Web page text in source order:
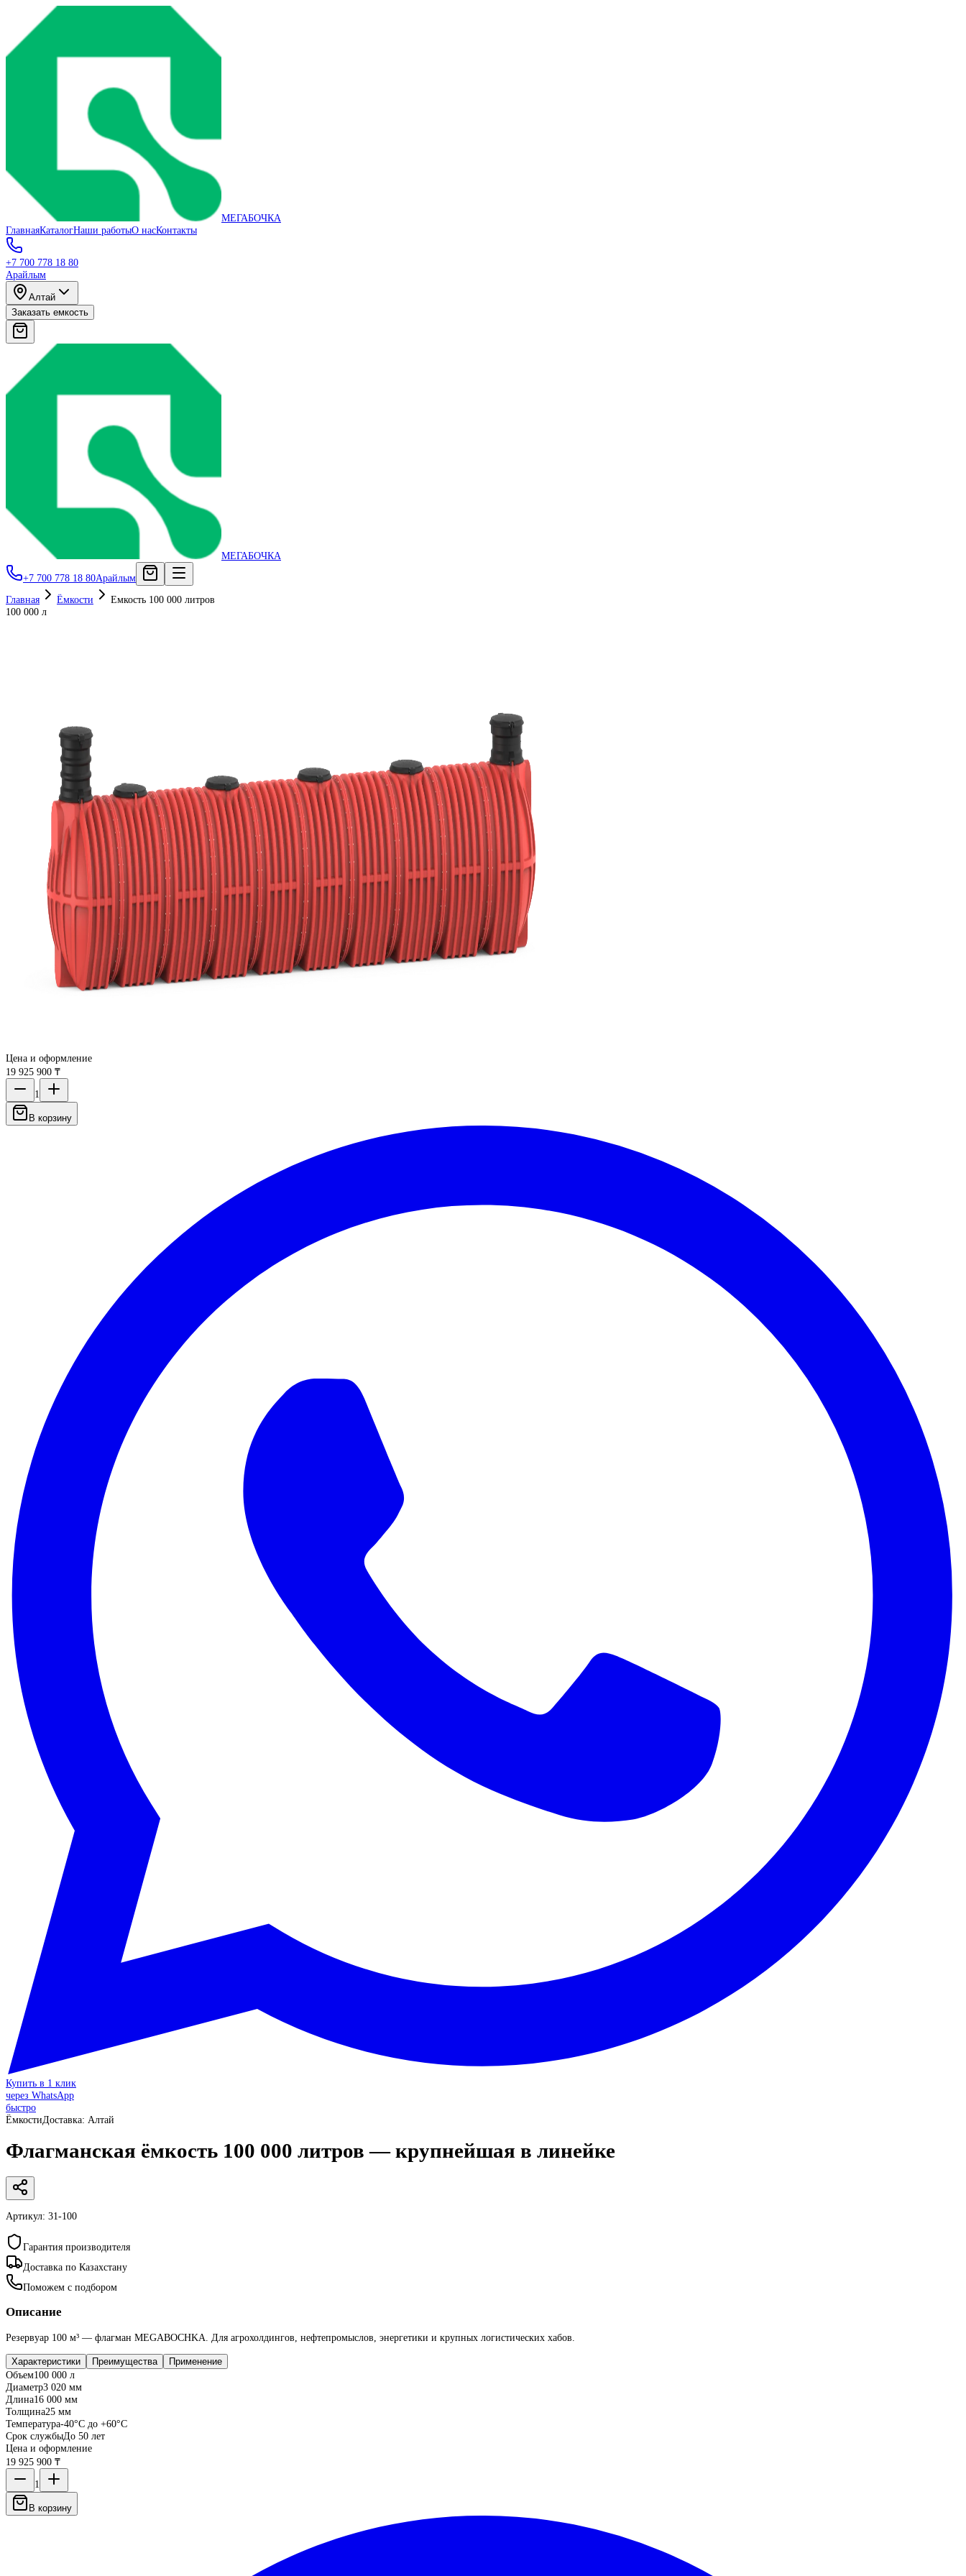
МЕГАБОЧКА
ГлавнаяКаталогНаши работыО насКонтакты
+7 700 778 18 80
Арайлым
Алтай
Заказать емкость
МЕГАБОЧКА
+7 700 778 18 80Арайлым
Главная
Ёмкости
Емкость 100 000 литров
100 000 л
Цена и оформление
19 925 900 ₸
1
В корзину
Купить в 1 клик
через WhatsApp
быстро
ЁмкостиДоставка: Алтай
Флагманская ёмкость 100 000 литров — крупнейшая в линейке
Артикул: 31-100
Гарантия производителя
Доставка по Казахстану
Поможем с подбором
Описание
Резервуар 100 м³ — флагман MEGABOCHKA. Для агрохолдингов, нефтепромыслов, энергетики и крупных логистических хабов.
Характеристики Преимущества Применение
Объем100 000 л
Диаметр3 020 мм
Длина16 000 мм
Толщина25 мм
Температура-40°C до +60°C
Срок службыДо 50 лет
Цена и оформление
19 925 900 ₸
1
В корзину